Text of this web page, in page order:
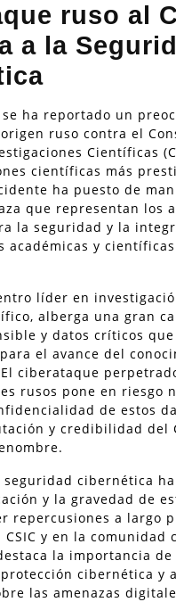
ruso al
a la
se ha reportado un
ruso contra el
Científicas
científicas más
ha puesto de
que representan los
la seguridad y la
académicas y
líder en
alberga una gran
y datos críticos que
el avance del
ciberataque
rusos pone en riesgo
de estos
y credibilidad del
seguridad cibernética
y la gravedad de
repercusiones a largo
y en la comunidad
la importancia
cibernética y
las amenazas